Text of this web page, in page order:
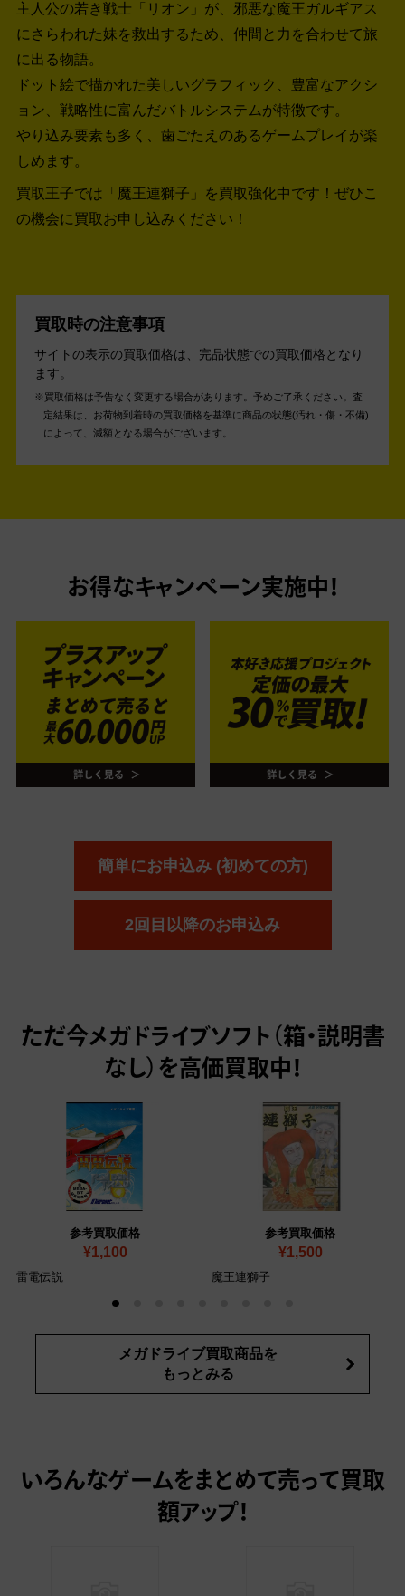
主人公の若き戦士「リオン」が、邪悪な魔王ガルギアス
にさらわれた妹を救出するため、仲間と力を合わせて旅
に出る物語。
ドット絵で描かれた美しいグラフィック、豊富なアクシ
ョン、戦略性に富んだバトルシステムが特徴です。
やり込み要素も多く、歯ごたえのあるゲームプレイが楽
しめます。
買取王子では「魔王連獅子」を買取強化中です！ ぜひこ
の機会に買取お申し込みください！
買取時の注意事項
サイトの表示の買取価格は、完品状態での買取価格となり
ます。
買取価格は予告なく変更する場合があります。予めご了承ください。 査
定結果は、お荷物到着時の買取価格を基準に商品の状態(汚れ・傷・不備)
によって、減額となる場合がございます。
お得なキャンペーン実施中！
簡単にお申込み (初めての方)
2回目以降のお申込み
ただ今メガドライブソフト（箱・説明書
なし）を高価買取中！
参考買取価格
¥1,100
雷電伝説
参考買取価格
¥1,500
魔王連獅子
メガドライブ買取商品を
もっとみる
いろんなゲームをまとめて売って 買取
額アップ！